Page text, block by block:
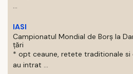
...
IASI
Campionatul Mondial de Borș la
țări
* opt ceaune, retete traditionale
au intrat ...